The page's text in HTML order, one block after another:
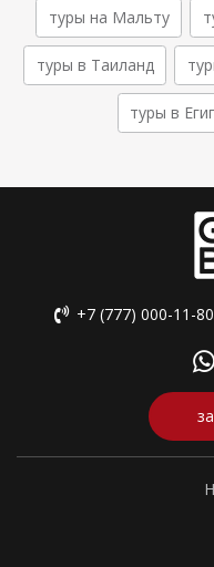
туры на Мальту
туры в Таиланд
туры в
+7 (777) 000-11-80